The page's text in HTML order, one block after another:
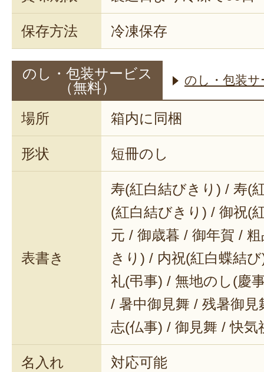
保存方法 冷凍保存
のし・包装サービス
（無料）
のし・包装
場所 箱内に同梱
形状 短冊のし
表書き
寿(紅白結びきり) / 寿(
(紅白結びきり) / 御祝(
元 / 御歳暮 / 御年賀 /
きり) / 内祝(紅白蝶結
礼(弔事) / 無地のし(慶
/ 暑中御見舞 / 残暑御
志(仏事) / 御見舞 / 快気
名入れ 対応可能